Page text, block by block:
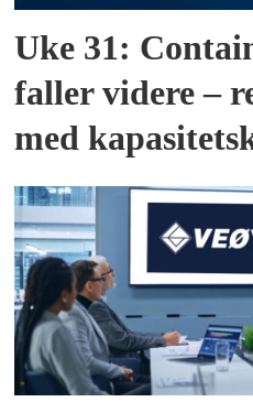
Uke 31:
faller videre –
med